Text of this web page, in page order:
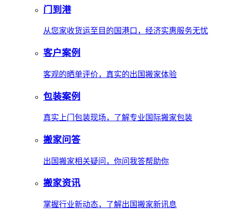
门到港
从您家收货运至目的国港口，经济实惠服务无忧
客户案例
客观的晒单评价，真实的出国搬家体验
包装案例
真实上门包装现场，了解专业国际搬家包装
搬家问答
出国搬家相关疑问，你问我答帮助你
搬家资讯
掌握行业新动态，了解出国搬家新讯息